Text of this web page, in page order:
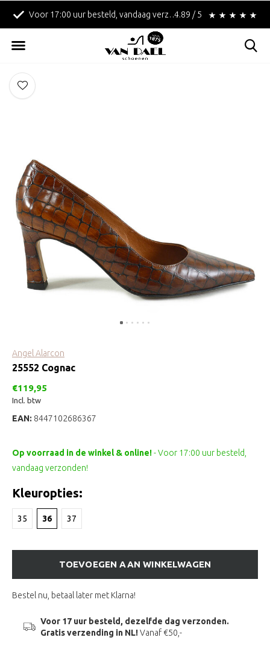
Voor 17:00 uur besteld, vandaag verzonden! Betaal achteraf met
4.89 / 5
Angel Alarcon
25552 Cognac
€119,95
Incl. btw
EAN: 8447102686367
Op voorraad in de winkel & online!- Voor 17:00 uur besteld,
vandaag verzonden!
Kleuropties:
35 36 37
TOEVOEGEN AAN WINKELWAGEN
Bestel nu, betaal later met Klarna!
Voor 17 uur besteld, dezelfde dag verzonden.
Gratis verzending in NL!Vanaf €50,-